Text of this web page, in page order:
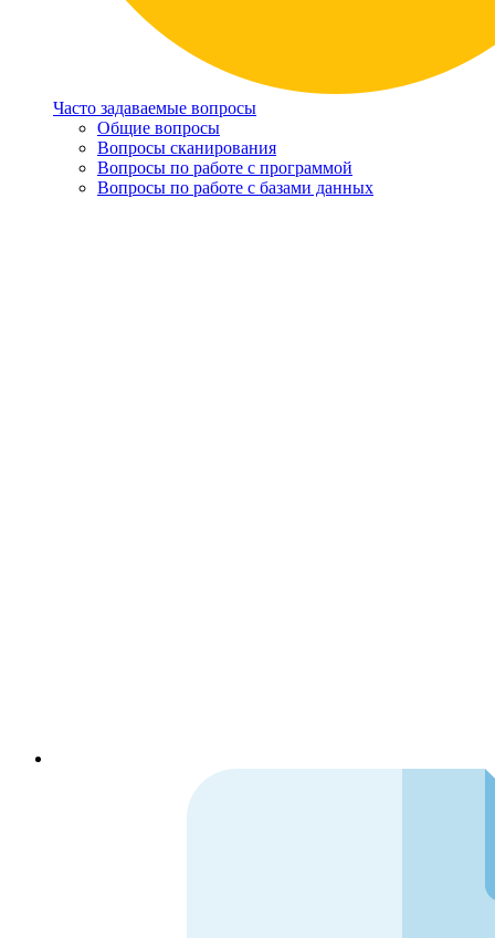
Часто задаваемые вопросы
Общие вопросы
Вопросы сканирования
Вопросы по работе с программой
Вопросы по работе с базами данных